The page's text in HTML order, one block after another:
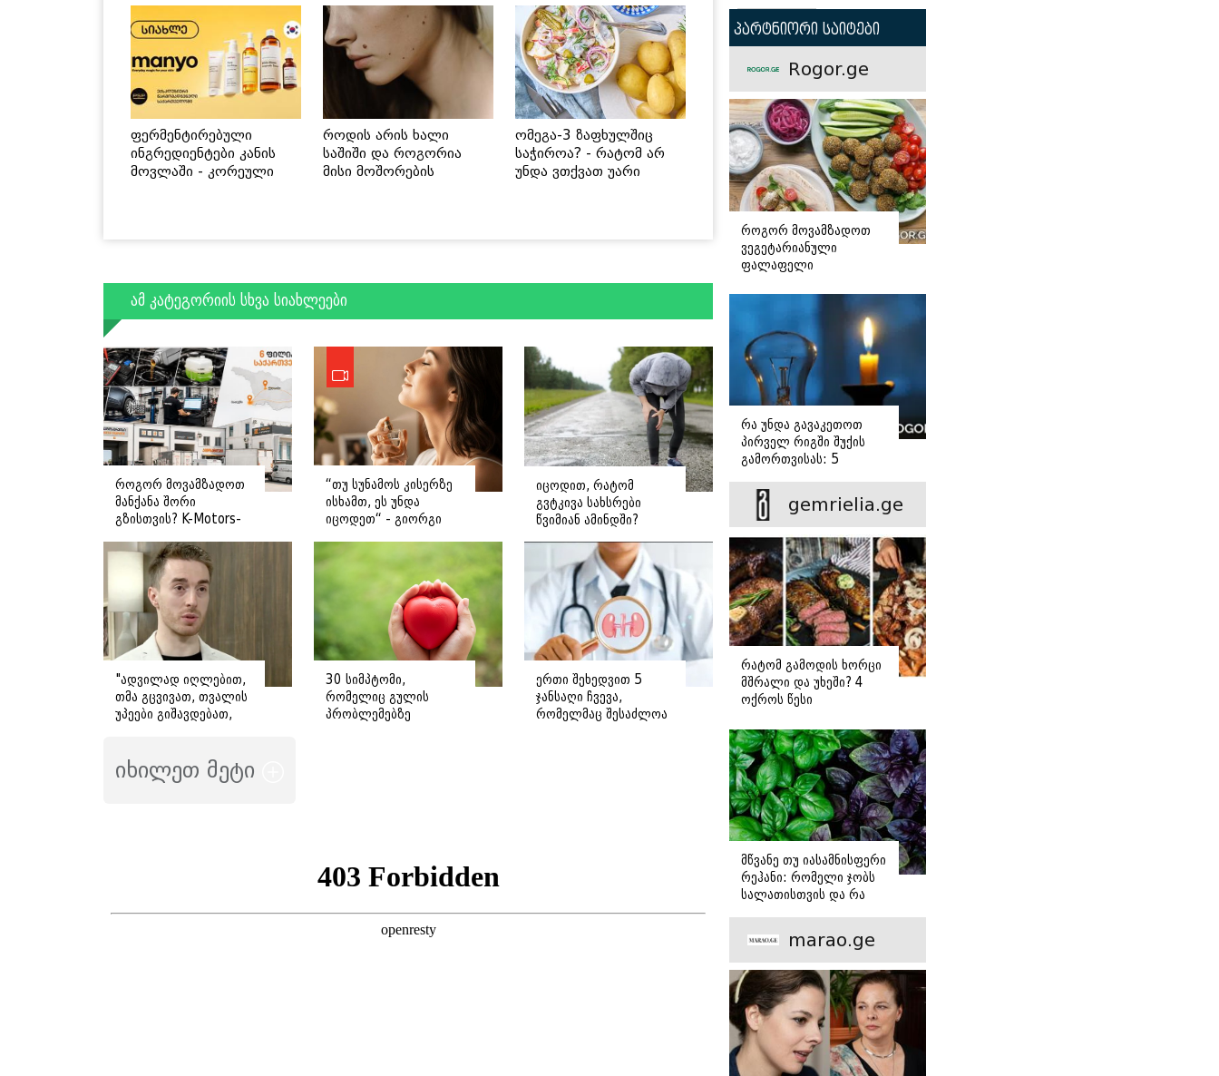
ფერმენტირებული
ინგრედიენტები კანის
მოვლაში - კორეული
როდის არის ხალი
საშიში და როგორია
მისი მოშორების
ომეგა-3 ზაფხულშიც
საჭიროა? - რატომ არ
უნდა ვთქვათ უარი
ამ კატეგორიის სხვა სიახლეები
როგორ მოვამზადოთ
მანქანა შორი
გზისთვის? K-Motors-
“თუ სუნამოს კისერზე
ისხამთ, ეს უნდა
იცოდეთ“ - გიორგი
იცოდით, რატომ
გვტკივა სახსრები
წვიმიან ამინდში?
"ადვილად იღლებით,
თმა გცვივათ, თვალის
უპეები გიშავდებათ,
ამ სიმპტომების
გამომწვევ ყველაზე
30 სიმპტომი,
რომელიც გულის
პრობლემებზე
ერთი შეხედვით 5
ჯანსაღი ჩვევა,
რომელმაც შესაძლოა
იხილეთ მეტი
პარტნიორი საიტები
Rogor.ge
როგორ მოვამზადოთ
ვეგეტარიანული
ფალაფელი
რა უნდა გავაკეთოთ
პირველ რიგში შუქის
გამორთვისას: 5
gemrielia.ge
რატომ გამოდის ხორცი
მშრალი და უხეში? 4
ოქროს წესი
სტეიკისა და
მწვადისთვის
მწვანე თუ იასამნისფერი
რეჰანი: რომელი ჯობს
სალათისთვის და რა
marao.ge